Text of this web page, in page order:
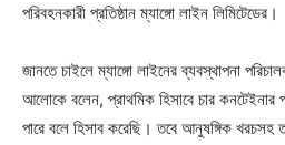
পরিবহনকারী প্রতিষ্ঠান ম্যাঙ্গো লাইন লিমিটেডের।
জানতে চাইলে ম্যাঙ্গো লাইনের ব্যবস্থাপনা
আলোকে বলেন, প্রাথমিক হিসাবে চার
পারে বলে হিসাব করেছি। তবে আনুষঙ্গিক খরচসহ